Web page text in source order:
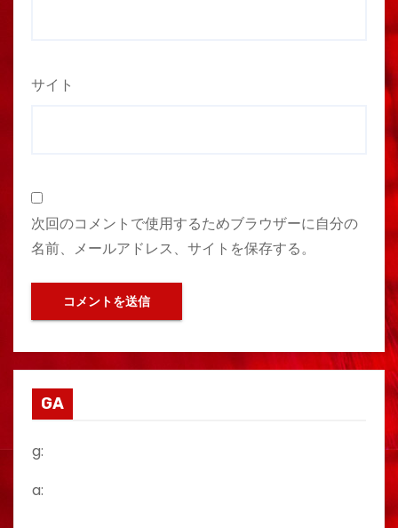
サイト
次回のコメントで使用するためブラウザーに自分の
名前、メールアドレス、サイトを保存する。
GA
g:
a: